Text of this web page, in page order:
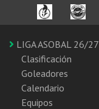
LIGA ASOBAL 26/27
Clasificación
Goleadores
Calendario
Equipos